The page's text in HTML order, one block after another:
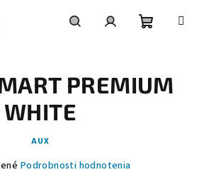
košík
PREMIUM
WHITE
AUX
Podrobnosti hodnotenia